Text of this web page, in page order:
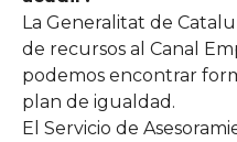
La Generalitat de
de recursos al Canal
podemos encontrar
plan de igualdad.
El Servicio de